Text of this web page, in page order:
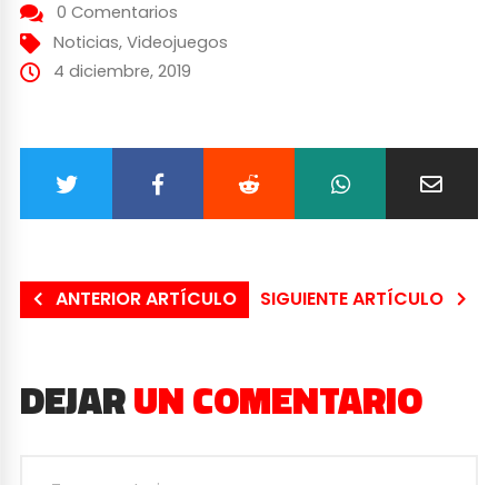
0 Comentarios
Noticias, Videojuegos
4 diciembre, 2019
ANTERIOR ARTÍCULO SIGUIENTE ARTÍCULO
DEJARUN COMENTARIO